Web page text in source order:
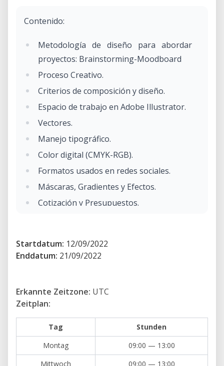
Contenido:
Metodología de diseño para abordar
proyectos: Brainstorming-Moodboard
Proceso Creativo.
Criterios de composición y diseño.
Espacio de trabajo en Adobe Illustrator.
Vectores.
Manejo tipográfico.
Color digital (CMYK-RGB).
Formatos usados en redes sociales.
Máscaras, Gradientes y Efectos.
Cotización y Presupuestos.
Startdatum: 12/09/2022
Enddatum: 21/09/2022
Erkannte Zeitzone: UTC
Zeitplan:
Tag
Stunden
Montag
09:00 — 13:00
Mittwoch
09:00 — 13:00